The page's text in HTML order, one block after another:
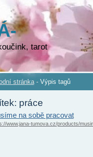
tarot
stránka - Výpis tagů
práce
na sobě pracovat
www.jana-tumova.cz/products/